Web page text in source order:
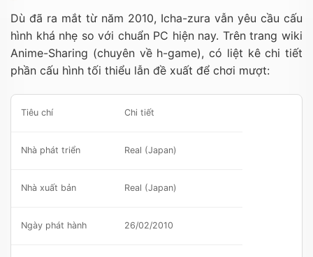
Dù đã ra mắt từ năm 2010, Icha-zura vẫn yêu cầu cấu
hình khá nhẹ so với chuẩn PC hiện nay. Trên trang wiki
Anime-Sharing (chuyên về h-game), có liệt kê chi tiết
phần cấu hình tối thiểu lẫn đề xuất để chơi mượt:
Tiêu chí Chi tiết
Nhà phát triển Real (Japan)
Nhà xuất bản Real (Japan)
Ngày phát hành 26/02/2010